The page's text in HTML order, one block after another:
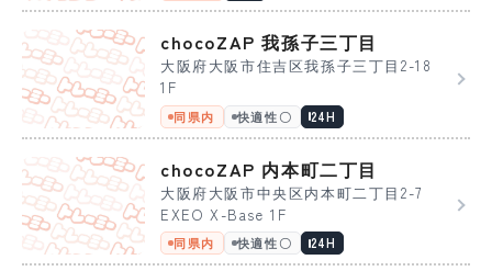
chocoZAP 我孫子三丁目
大阪府大阪市住吉区我孫子三丁目2-18
1F
同県内 快適性〇 24H
chocoZAP 内本町二丁目
大阪府大阪市中央区内本町二丁目2-7
EXEO X-Base 1F
同県内 快適性〇 24H